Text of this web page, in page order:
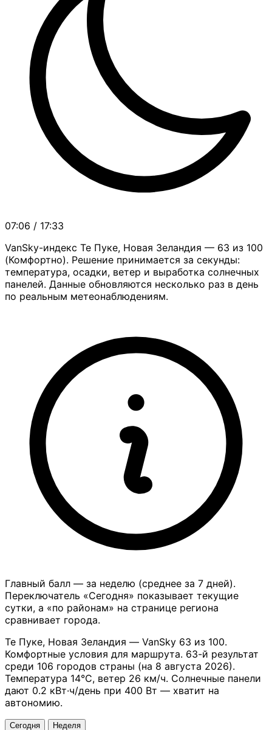
07:06 / 17:33
VanSky-индекс Те Пуке, Новая Зеландия — 63 из 100
(Комфортно). Решение принимается за секунды:
температура, осадки, ветер и выработка солнечных
панелей. Данные обновляются несколько раз в день
по реальным метеонаблюдениям.
Главный балл — за неделю (среднее за 7 дней).
Переключатель «Сегодня» показывает текущие
сутки, а «по районам» на странице региона
сравнивает города.
Те Пуке, Новая Зеландия — VanSky 63 из 100.
Комфортные условия для маршрута. 63-й результат
среди 106 городов страны (на 8 августа 2026).
Температура 14°C, ветер 26 км/ч. Солнечные панели
дают 0.2 кВт·ч/день при 400 Вт — хватит на
автономию.
Сегодня
Неделя